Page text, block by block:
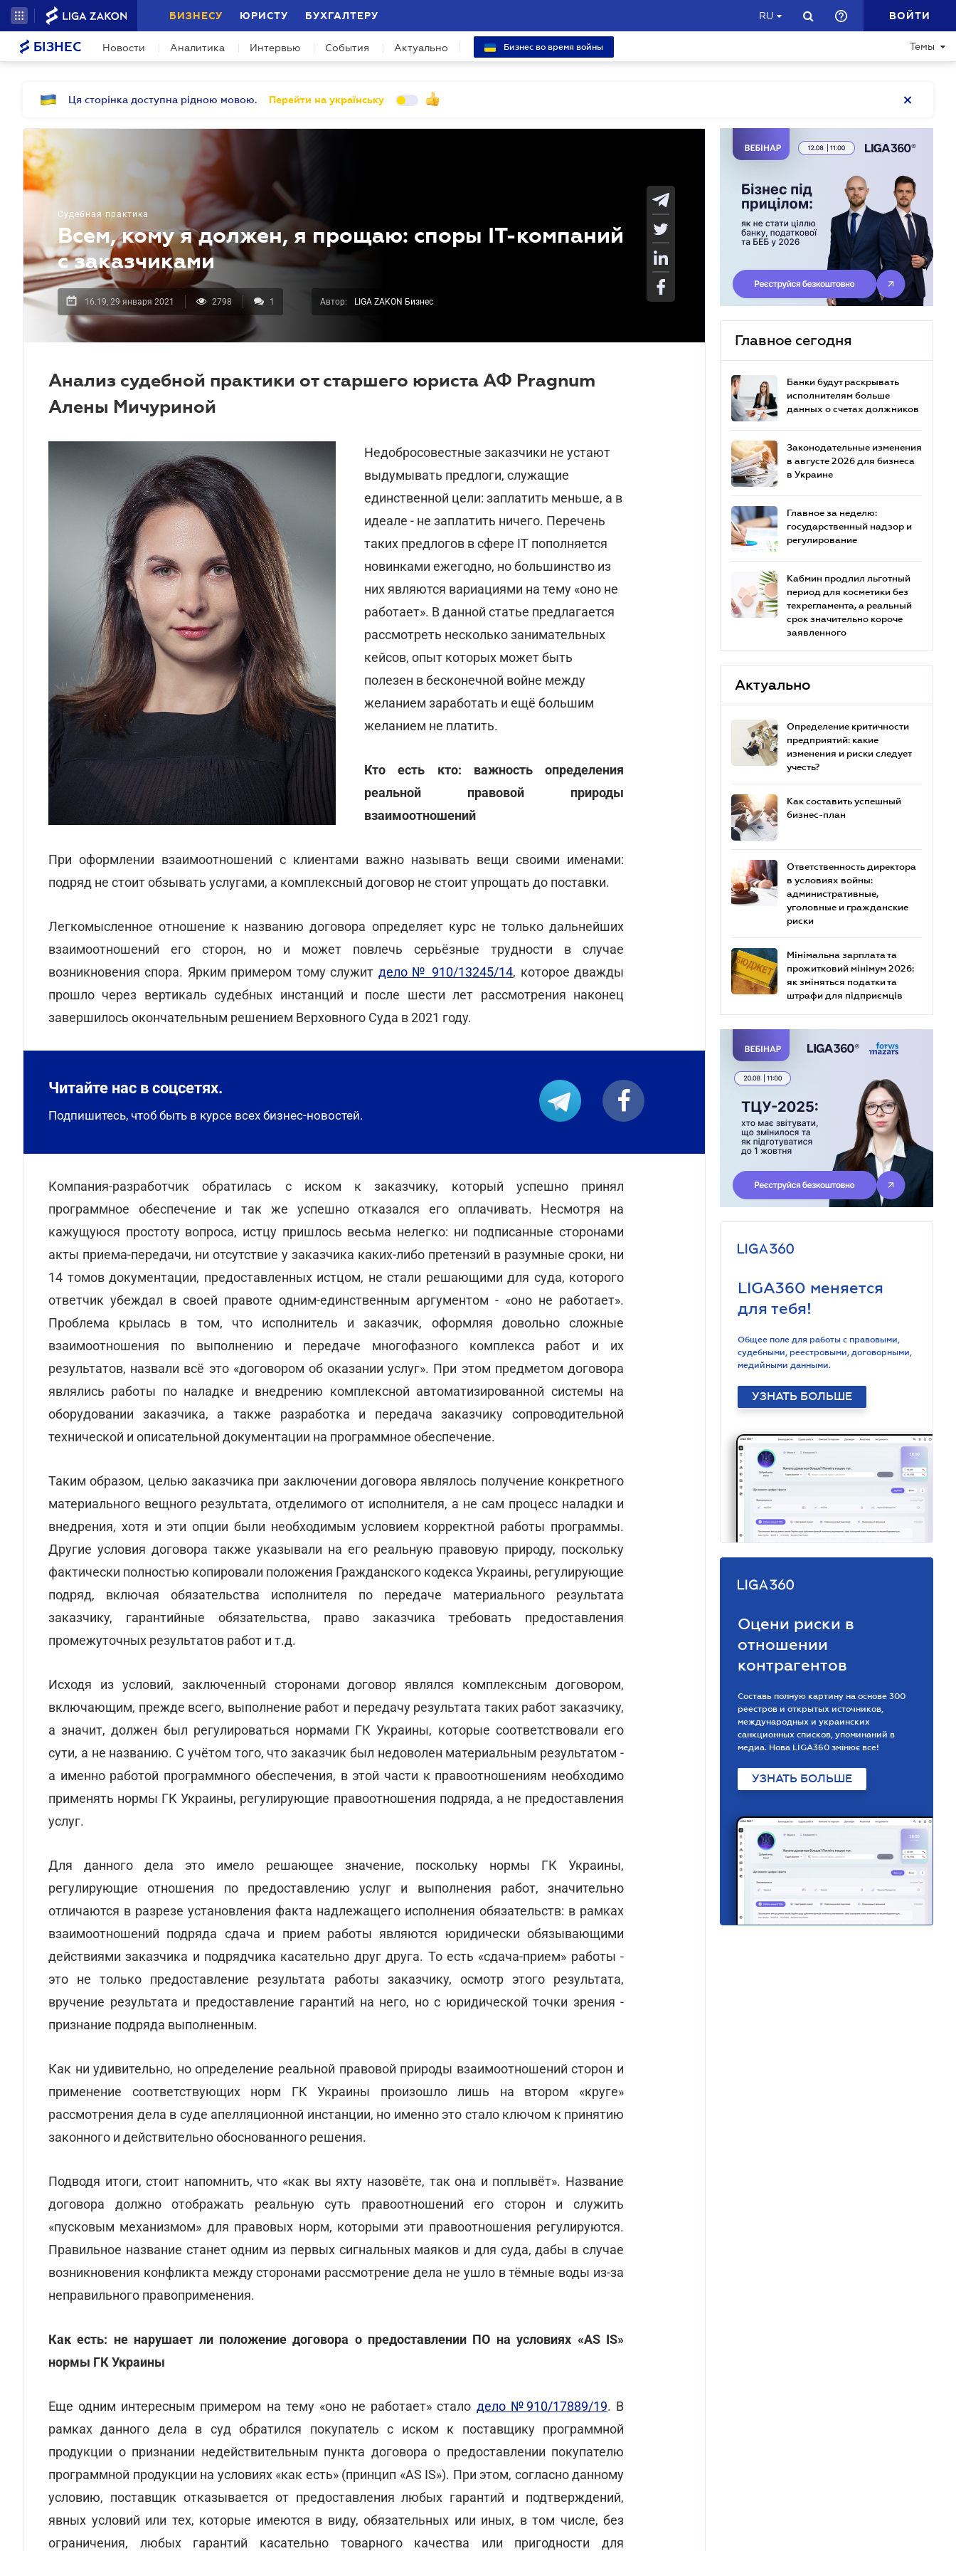
БИЗНЕСУ ЮРИСТУ БУХГАЛТЕРУ RU ВОЙТИ
БІЗНЕС Новости Аналитика Интервью События Актуально Бизнес во время войны Темы
Ця сторінка доступна рідною мовою. Перейти на українську
Судебная практика
Всем, кому я должен, я прощаю: споры IT-компаний
с заказчиками
16.19, 29 января 2021 2798 1 Автор: LIGA ZAKON Бизнес
Анализ судебной практики от старшего юриста АФ Pragnum
Алены Мичуриной
Недобросовестные заказчики не устают
выдумывать предлоги, служащие
единственной цели: заплатить меньше, а в
идеале - не заплатить ничего. Перечень
таких предлогов в сфере IT пополняется
новинками ежегодно, но большинство из
них являются вариациями на тему «оно не
работает». В данной статье предлагается
рассмотреть несколько занимательных
кейсов, опыт которых может быть
полезен в бесконечной войне между
желанием заработать и ещё большим
желанием не платить.
Кто есть кто: важность определения
реальной правовой природы
взаимоотношений
При оформлении взаимоотношений с клиентами важно называть вещи своими именами:
подряд не стоит обзывать услугами, а комплексный договор не стоит упрощать до поставки.
Легкомысленное отношение к названию договора определяет курс не только дальнейших
взаимоотношений его сторон, но и может повлечь серьёзные трудности в случае
возникновения спора. Ярким примером тому служит дело № 910/13245/14, которое дважды
прошло через вертикаль судебных инстанций и после шести лет рассмотрения наконец
завершилось окончательным решением Верховного Суда в 2021 году.
Читайте нас в соцсетях.
Подпишитесь, чтоб быть в курсе всех бизнес-новостей.
Компания-разработчик обратилась с иском к заказчику, который успешно принял
программное обеспечение и так же успешно отказался его оплачивать. Несмотря на
кажущуюся простоту вопроса, истцу пришлось весьма нелегко: ни подписанные сторонами
акты приема-передачи, ни отсутствие у заказчика каких-либо претензий в разумные сроки, ни
14 томов документации, предоставленных истцом, не стали решающими для суда, которого
ответчик убеждал в своей правоте одним-единственным аргументом - «оно не работает».
Проблема крылась в том, что исполнитель и заказчик, оформляя довольно сложные
взаимоотношения по выполнению и передаче многофазного комплекса работ и их
результатов, назвали всё это «договором об оказании услуг». При этом предметом договора
являлись работы по наладке и внедрению комплексной автоматизированной системы на
оборудовании заказчика, а также разработка и передача заказчику сопроводительной
технической и описательной документации на программное обеспечение.
Таким образом, целью заказчика при заключении договора являлось получение конкретного
материального вещного результата, отделимого от исполнителя, а не сам процесс наладки и
внедрения, хотя и эти опции были необходимым условием корректной работы программы.
Другие условия договора также указывали на его реальную правовую природу, поскольку
фактически полностью копировали положения Гражданского кодекса Украины, регулирующие
подряд, включая обязательства исполнителя по передаче материального результата
заказчику, гарантийные обязательства, право заказчика требовать предоставления
промежуточных результатов работ и т.д.
Исходя из условий, заключенный сторонами договор являлся комплексным договором,
включающим, прежде всего, выполнение работ и передачу результата таких работ заказчику,
а значит, должен был регулироваться нормами ГК Украины, которые соответствовали его
сути, а не названию. С учётом того, что заказчик был недоволен материальным результатом -
а именно работой программного обеспечения, в этой части к правоотношениям необходимо
применять нормы ГК Украины, регулирующие правоотношения подряда, а не предоставления
услуг.
Для данного дела это имело решающее значение, поскольку нормы ГК Украины,
регулирующие отношения по предоставлению услуг и выполнения работ, значительно
отличаются в разрезе установления факта надлежащего исполнения обязательств: в рамках
взаимоотношений подряда сдача и прием работы являются юридически обязывающими
действиями заказчика и подрядчика касательно друг друга. То есть «сдача-прием» работы -
это не только предоставление результата работы заказчику, осмотр этого результата,
вручение результата и предоставление гарантий на него, но с юридической точки зрения -
признание подряда выполненным.
Как ни удивительно, но определение реальной правовой природы взаимоотношений сторон и
применение соответствующих норм ГК Украины произошло лишь на втором «круге»
рассмотрения дела в суде апелляционной инстанции, но именно это стало ключом к принятию
законного и действительно обоснованного решения.
Подводя итоги, стоит напомнить, что «как вы яхту назовёте, так она и поплывёт». Название
договора должно отображать реальную суть правоотношений его сторон и служить
«пусковым механизмом» для правовых норм, которыми эти правоотношения регулируются.
Правильное название станет одним из первых сигнальных маяков и для суда, дабы в случае
возникновения конфликта между сторонами рассмотрение дела не ушло в тёмные воды из-за
неправильного правоприменения.
Как есть: не нарушает ли положение договора о предоставлении ПО на условиях «AS IS»
нормы ГК Украины
Еще одним интересным примером на тему «оно не работает» стало дело №910/17889/19. В
рамках данного дела в суд обратился покупатель с иском к поставщику программной
продукции о признании недействительным пункта договора о предоставлении покупателю
программной продукции на условиях «как есть» (принцип «AS IS»). При этом, согласно данному
условию, поставщик отказывается от предоставления любых гарантий и подтверждений,
явных условий или тех, которые имеются в виду, обязательных или иных, в том числе, без
ограничения, любых гарантий касательно товарного качества или пригодности для
Главное сегодня
Банки будут раскрывать
исполнителям больше
данных о счетах должников
Законодательные изменения
в августе 2026 для бизнеса
в Украине
Главное за неделю:
государственный надзор и
регулирование
Кабмин продлил льготный
период для косметики без
техрегламента, а реальный
срок значительно короче
заявленного
Актуально
Определение критичности
предприятий: какие
изменения и риски следует
учесть?
Как составить успешный
бизнес-план
Ответственность директора
в условиях войны:
административные,
уголовные и гражданские
риски
Мінімальна зарплата та
прожитковий мінімум 2026:
як зміняться податки та
штрафи для підприємців
LIGA360 меняется
для тебя!
Общее поле для работы с правовыми,
судебными, реестровыми, договорными,
медийными данными.
УЗНАТЬ БОЛЬШЕ
Оцени риски в
отношении
контрагентов
Составь полную картину на основе 300
реестров и открытых источников,
международных и украинских
санкционных списков, упоминаний в
медиа. Нова LIGA360 змінює все!
УЗНАТЬ БОЛЬШЕ